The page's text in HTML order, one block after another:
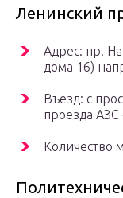
Ленинский
Адрес: пр.
дома 16)
Въезд: с
проезда АЗС
Количество